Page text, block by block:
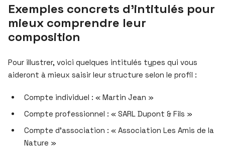
Exemples concrets d’intitulés pour
mieux comprendre leur
composition
Pour illustrer, voici quelques intitulés types qui vous
aideront à mieux saisir leur structure selon le profil :
Compte individuel : « Martin Jean »
Compte professionnel : « SARL Dupont & Fils »
Compte d’association : « Association Les Amis de la
Nature »